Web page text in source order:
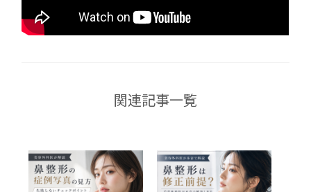
関連記事一覧